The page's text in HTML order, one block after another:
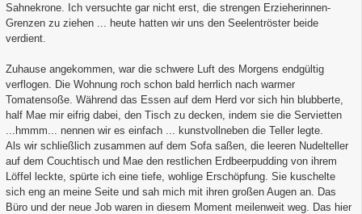
Sahnekrone. Ich versuchte gar nicht erst, die strengen Erzieherinnen-
Grenzen zu ziehen ... heute hatten wir uns den Seelentröster beide
verdient.
Zuhause angekommen, war die schwere Luft des Morgens endgültig
verflogen. Die Wohnung roch schon bald herrlich nach warmer
Tomatensoße. Während das Essen auf dem Herd vor sich hin blubberte,
half Mae mir eifrig dabei, den Tisch zu decken, indem sie die Servietten
...hmmm... nennen wir es einfach ... kunstvollneben die Teller legte.
Als wir schließlich zusammen auf dem Sofa saßen, die leeren Nudelteller
auf dem Couchtisch und Mae den restlichen Erdbeerpudding von ihrem
Löffel leckte, spürte ich eine tiefe, wohlige Erschöpfung. Sie kuschelte
sich eng an meine Seite und sah mich mit ihren großen Augen an. Das
Büro und der neue Job waren in diesem Moment meilenweit weg. Das hier